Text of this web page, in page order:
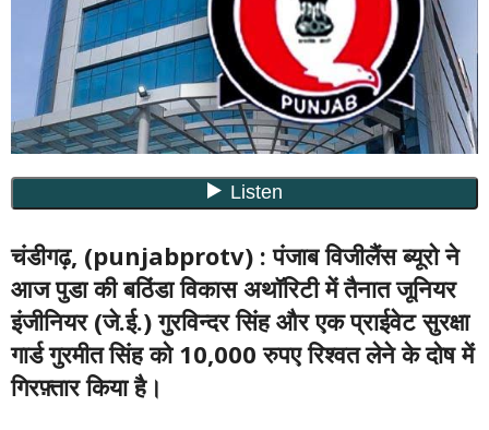
चंडीगढ़, (punjabprotv) :पंजाब विजीलैंस ब्यूरो ने
आज पुडा की बठिंडा विकास अथॉरिटी में तैनात जूनियर
इंजीनियर (जे.ई.) गुरविन्दर सिंह और एक प्राईवेट सुरक्षा
गार्ड गुरमीत सिंह को 10,000 रुपए रिश्वत लेने के दोष में
गिरफ़्तार किया है।